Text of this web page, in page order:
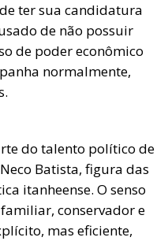
ter sua candidatura
de não possuir
de poder econômico
normalmente,
do talento político de
Batista, figura das
itanheense. O senso
conservador e
mas eficiente,